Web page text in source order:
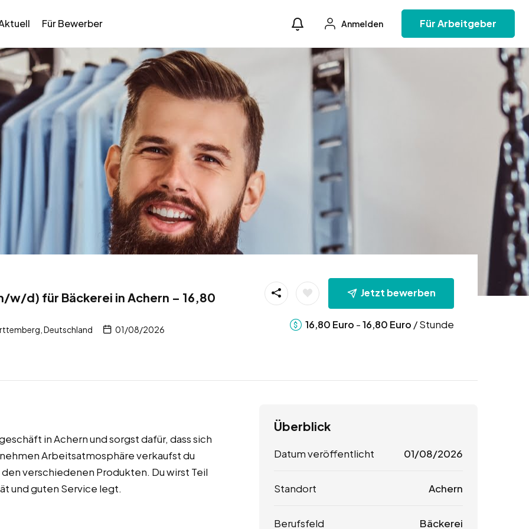
Für Bewerber Anmelden Für Arbeitgeber
w/d) für Bäckerei in Achern – 16,80
Deutschland 01/08/2026
Jetzt bewerben
16,80 Euro -16,80 Euro / Stunde
in Achern und sorgst dafür, dass sich
Arbeitsatmosphäre verkaufst du
verschiedenen Produkten. Du wirst Teil
und guten Service legt.
Überblick
Datum veröffentlicht 01/08/2026
Standort Achern
Berufsfeld Bäckerei